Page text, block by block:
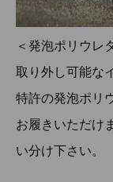
＜発泡ポリウレ
取り外し可能な
特許の発泡ポリ
お履きいただけ
い分け下さい。